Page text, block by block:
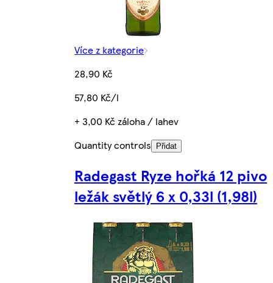
Více z kategorie
28,90 Kč
57,80 Kč/l
+ 3,00 Kč záloha / lahev
Quantity controls
Přidat
Radegast Ryze hořká 12 pivo
ležák světlý 6 x 0,33l (1,98l)